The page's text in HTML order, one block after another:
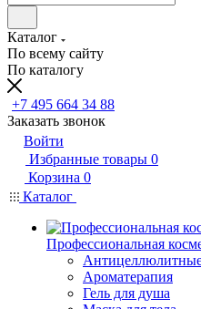
Каталог
По всему сайту
По каталогу
+7 495 664 34 88
Заказать звонок
Войти
Избранные товары 0
Корзина 0
Каталог
Профессиональная
Антицеллюлитные
Ароматерапия
Гель для душа